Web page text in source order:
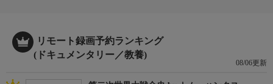
リモート録画予約ランキング
(ドキュメンタリー／教養)
08/06更新